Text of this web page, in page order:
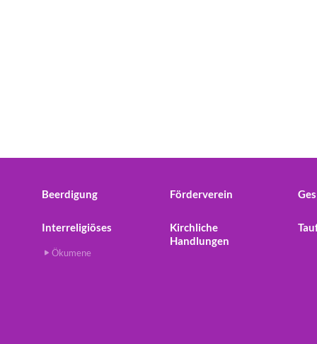
Beerdigung Förderverein
Interreligiöses
Ökumene
Kirchliche
Handlungen